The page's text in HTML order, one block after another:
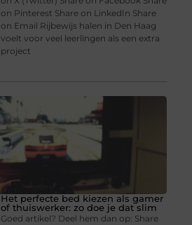
on Pinterest Share on LinkedIn Share
on Email Rijbewijs halen in Den Haag
voelt voor veel leerlingen als een extra
project
Het perfecte bed kiezen als gamer
of thuiswerker: zo doe je dat slim
Goed artikel? Deel hem dan op: Share